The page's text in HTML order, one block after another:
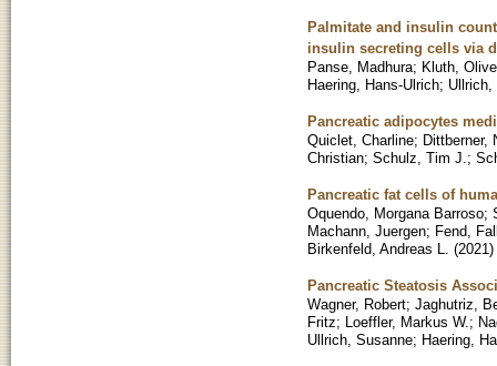
Palmitate and insulin
insulin secreting cells via
Panse, Madhura; Kluth,
Haering, Hans-Ulrich; Ullrich,
Pancreatic adipocytes
Quiclet, Charline; Dittberner,
Christian; Schulz, Tim J. ;
Pancreatic fat cells of
Oquendo, Morgana Barroso;
Machann, Juergen; Fend,
Birkenfeld, Andreas L.
(2021)
Pancreatic Steatosis
Wagner, Robert; Jaghutriz,
Fritz; Loeffler, Markus W. ;
Ullrich, Susanne; Haering,